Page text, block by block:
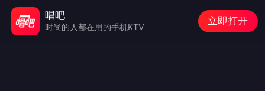
唱吧
时尚的人都在用的手机KTV
立即打开